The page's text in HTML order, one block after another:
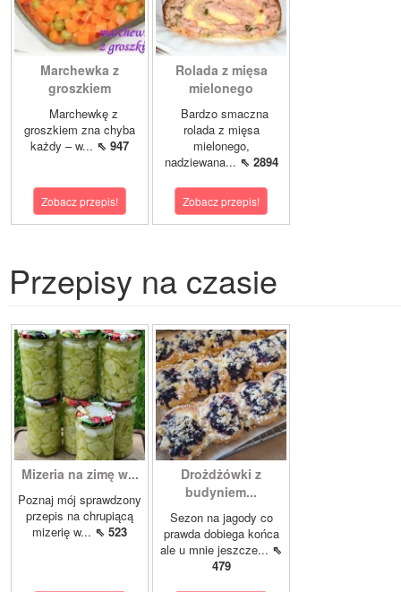
Marchewka z
groszkiem
Marchewkę z
groszkiem zna chyba
każdy – w... ⇖ 947
Zobacz przepis!
Rolada z mięsa
mielonego
Bardzo smaczna
rolada z mięsa
mielonego,
nadziewana... ⇖ 2894
Zobacz przepis!
Przepisy na czasie
Mizeria na zimę w...
Poznaj mój sprawdzony
przepis na chrupiącą
mizerię w... ⇖ 523
Drożdżówki z
budyniem...
Sezon na jagody co
prawda dobiega końca
ale u mnie jeszcze... ⇖
479